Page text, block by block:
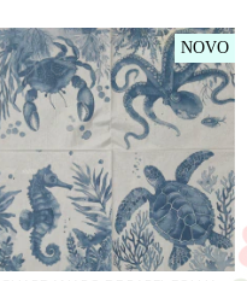
NOVO